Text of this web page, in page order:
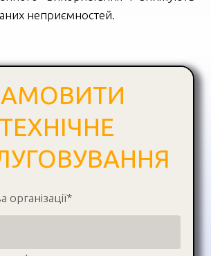
неприємностей.
ТЕХНІЧНЕ
організації*